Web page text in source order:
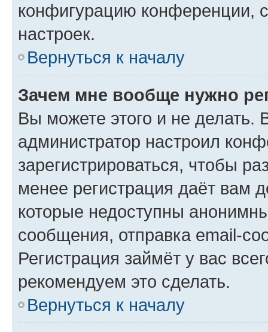
конфигурацию конференции,
настроек.
Вернуться к началу
Зачем мне вообще нужно
Вы можете этого и не делать.
администратор настроил
зарегистрироваться, чтобы
менее регистрация даёт вам
которые недоступны
сообщения, отправка email-
Регистрация займёт у вас
рекомендуем это сделать.
Вернуться к началу